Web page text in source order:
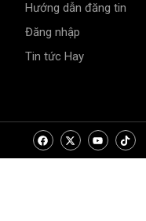
Hướng dẫn đăng tin
Đăng nhập
Tin tức Hay